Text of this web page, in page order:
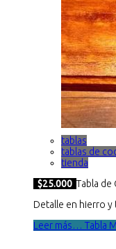
tablas
tablas de
tienda
$25.000 Tabla de
Detalle en hierro y
Leer más… Tabla